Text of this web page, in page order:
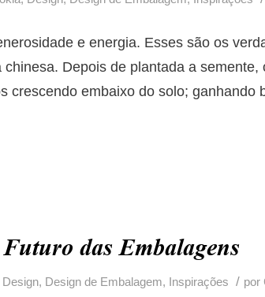
e energia. Esses são os
chinesa. Depois de plantada a semente,
crescendo embaixo do solo; ganhando
das Embalagens
Design, Design de Embalagem, Inspirações / por